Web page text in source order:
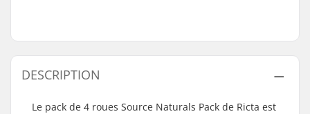
DESCRIPTION
Le pack de 4 roues Source Naturals Pack de Ricta est